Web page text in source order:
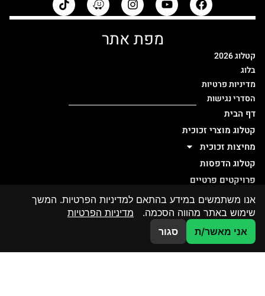
מפת אתר
קטלוג 2026
בלוג
מדיניות פרטיות
הסדרי נגישות
דף הבית
קטלוג מוצרי זכוכית
מחיצות זכוכית
קטלוג הדפסות
פרויקטים פרטיים
פרויקטים ציבוריים
אדריכלים ומעצבים
אודות
צור קשר
אנו משתמשים במידע בהתאם למדיניות הפרטיות. המשך
שימוש באתר מהווה הסכמה. מדיניות הפרטיות
אני מאשר/ת
סגורצרו קשר